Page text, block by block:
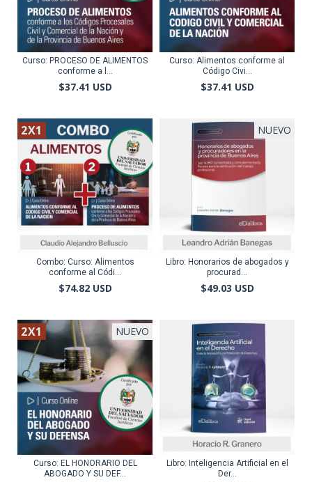
Curso: PROCESO DE ALIMENTOS
conforme a l...
$37.41 USD
Curso: Alimentos conforme al
Código Civi...
$37.41 USD
2X1
Combo: Curso: Alimentos
conforme al Códi...
$74.82 USD
NUEVO
Libro: Honorarios de abogados y
procurad...
$49.03 USD
2X1 NUEVO
Curso: EL HONORARIO DEL
ABOGADO Y SU DEF...
Libro: Inteligencia Artificial en el
Der...